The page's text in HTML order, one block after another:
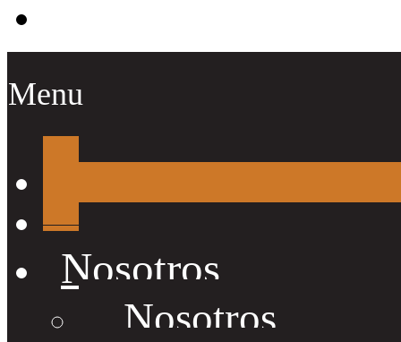
Menu
Nosotros
Nosotros